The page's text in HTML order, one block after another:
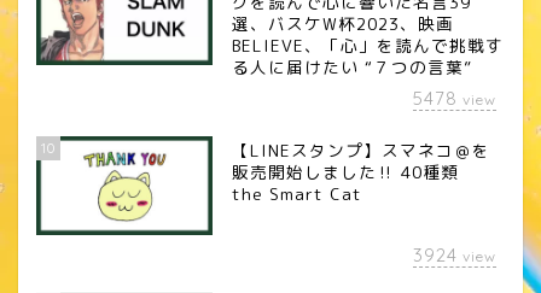
選、バスケW杯2023、映画
BELIEVE、「心」を読んで挑戦す
る人に届けたい “７つの言葉”
5478 view
10
【LINEスタンプ】スマネコ＠を
販売開始しました‼︎ 40種類
the Smart Cat
3924 view